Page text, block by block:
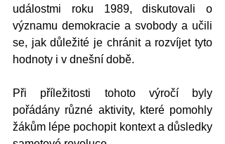
událostmi roku 1989, diskutovali o
významu demokracie a svobody a učili
se, jak důležité je chránit a rozvíjet tyto
hodnoty i v dnešní době.
Při příležitosti tohoto výročí byly
pořádány různé aktivity, které pomohly
žákům lépe pochopit kontext a důsledky